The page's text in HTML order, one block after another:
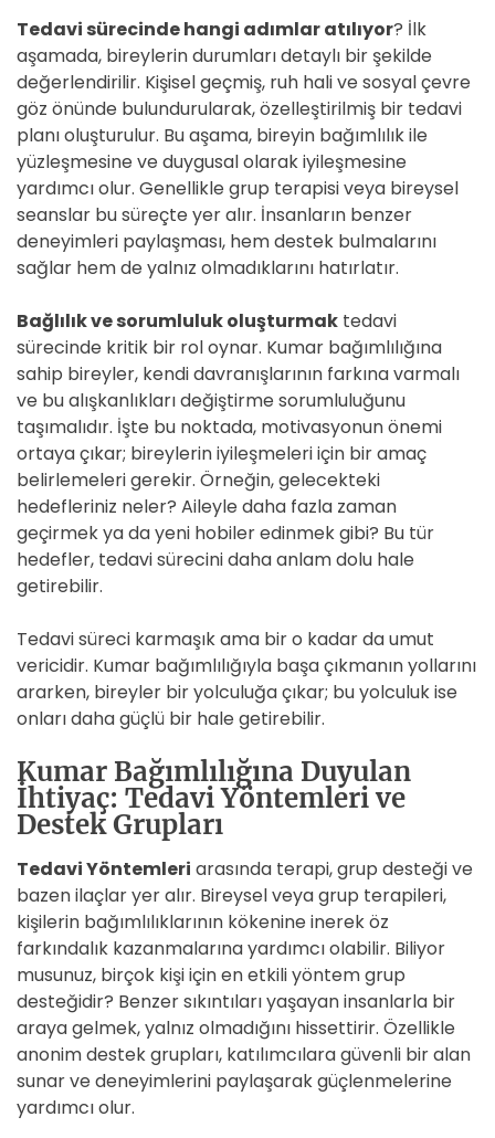
Tedavi sürecinde hangi adımlar atılıyor? İlk
aşamada, bireylerin durumları detaylı bir şekilde
değerlendirilir. Kişisel geçmiş, ruh hali ve sosyal çevre
göz önünde bulundurularak, özelleştirilmiş bir tedavi
planı oluşturulur. Bu aşama, bireyin bağımlılık ile
yüzleşmesine ve duygusal olarak iyileşmesine
yardımcı olur. Genellikle grup terapisi veya bireysel
seanslar bu süreçte yer alır. İnsanların benzer
deneyimleri paylaşması, hem destek bulmalarını
sağlar hem de yalnız olmadıklarını hatırlatır.
Bağlılık ve sorumluluk oluşturmak tedavi
sürecinde kritik bir rol oynar. Kumar bağımlılığına
sahip bireyler, kendi davranışlarının farkına varmalı
ve bu alışkanlıkları değiştirme sorumluluğunu
taşımalıdır. İşte bu noktada, motivasyonun önemi
ortaya çıkar; bireylerin iyileşmeleri için bir amaç
belirlemeleri gerekir. Örneğin, gelecekteki
hedefleriniz neler? Aileyle daha fazla zaman
geçirmek ya da yeni hobiler edinmek gibi? Bu tür
hedefler, tedavi sürecini daha anlam dolu hale
getirebilir.
Tedavi süreci karmaşık ama bir o kadar da umut
vericidir. Kumar bağımlılığıyla başa çıkmanın yollarını
ararken, bireyler bir yolculuğa çıkar; bu yolculuk ise
onları daha güçlü bir hale getirebilir.
Kumar Bağımlılığına Duyulan
İhtiyaç: Tedavi Yöntemleri ve
Destek Grupları
Tedavi Yöntemleri arasında terapi, grup desteği ve
bazen ilaçlar yer alır. Bireysel veya grup terapileri,
kişilerin bağımlılıklarının kökenine inerek öz
farkındalık kazanmalarına yardımcı olabilir. Biliyor
musunuz, birçok kişi için en etkili yöntem grup
desteğidir? Benzer sıkıntıları yaşayan insanlarla bir
araya gelmek, yalnız olmadığını hissettirir. Özellikle
anonim destek grupları, katılımcılara güvenli bir alan
sunar ve deneyimlerini paylaşarak güçlenmelerine
yardımcı olur.